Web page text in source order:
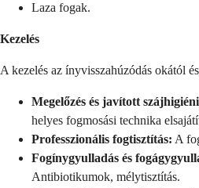
Laza fogak.
Kezelés
A kezelés az ínyvisszahúzódás okától
Megelőzés és javított
helyes fogmosási technika
Professzionális fogtisztítás: A
Fogínygyulladás és
Antibiotikumok, mélytisztítás.